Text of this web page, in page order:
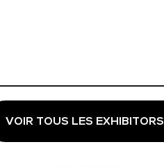
VOIR TOUS LES EXHIBITORS